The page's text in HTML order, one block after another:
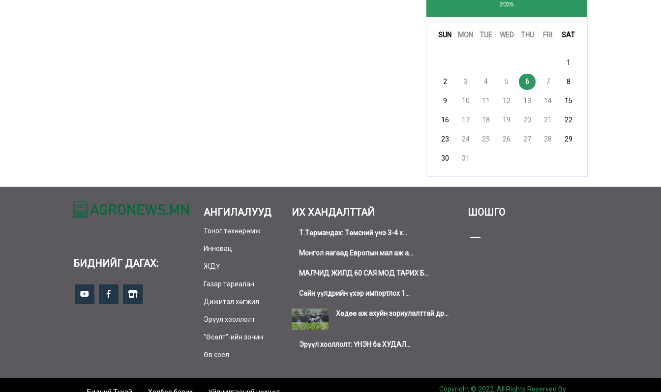
2026
SUN MON TUE WED THU FRI SAT
1
2 3 4 5 6 7 8
9 10 11 12 13 14 15
16 17 18 19 20 21 22
23 24 25 26 27 28 29
30 31
БИДНИЙГ ДАГАХ:
АНГИЛАЛУУД
Тоног төхөөрөмж
Инновац
ЖДҮ
Газар тариалан
Дижитал хөгжил
Эрүүл хооллолт
"Өсөлт"-ийн зочин
Өв соёл
ИХ ХАНДАЛТТАЙ
Т.Төрмандах: Төмсний үнэ 3-4 х...
Монгол яагаад Европын мал аж а...
МАЛЧИД ЖИЛД 60 САЯ МОД ТАРИХ Б...
Сайн үүлдрийн үхэр импортлох 1...
Хөдөө аж ахуйн зориулалттай др...
Эрүүл хооллолт: ҮНЭН ба ХУДАЛ...
ШОШГО
Copyright © 2022. All Rights Reserved By